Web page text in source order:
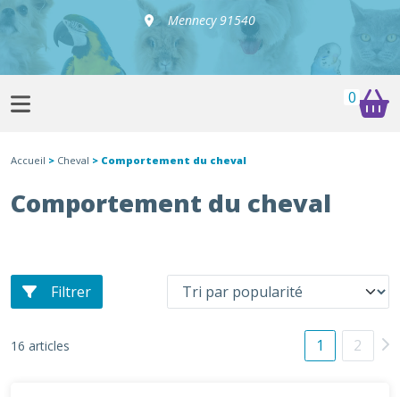
Mennecy 91540
0
Accueil > Cheval > Comportement du cheval
Comportement du cheval
Filtrer
16 articles 1 2